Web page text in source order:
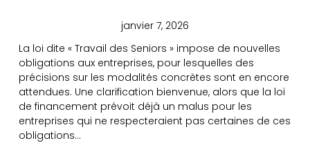
janvier 7, 2026
La loi dite « Travail des Seniors » impose de nouvelles
obligations aux entreprises, pour lesquelles des
précisions sur les modalités concrètes sont en encore
attendues. Une clarification bienvenue, alors que la loi
de financement prévoit déjà un malus pour les
entreprises qui ne respecteraient pas certaines de ces
obligations…